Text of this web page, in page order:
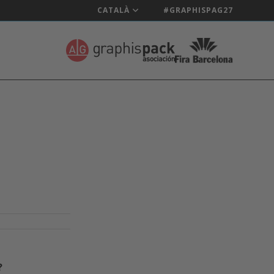
CATALÀ #GRAPHISPAG27